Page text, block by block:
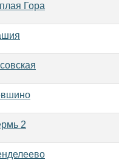
Гора
2